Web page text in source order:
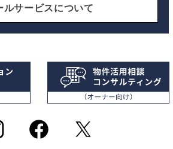
ルサービスについて